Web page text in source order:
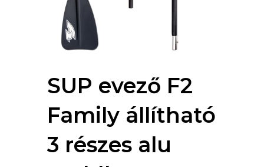
SUP evező F2
Family állítható
3 részes alu